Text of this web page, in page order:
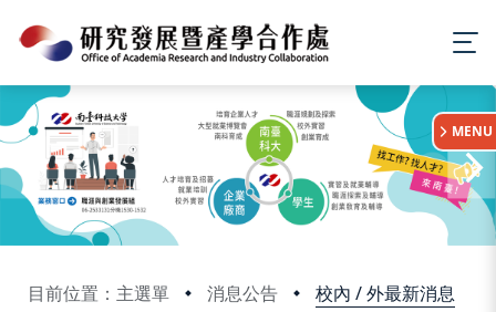
目前位置：主選單 消息公告 校內 / 外最新消息
:::
MENU